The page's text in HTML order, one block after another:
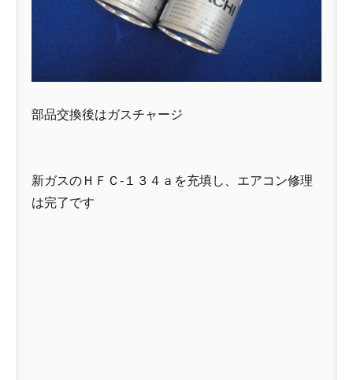
部品交換後はガスチャージ
新ガスのＨＦＣ-１３４ａを充填し、エアコン修理
は完了です